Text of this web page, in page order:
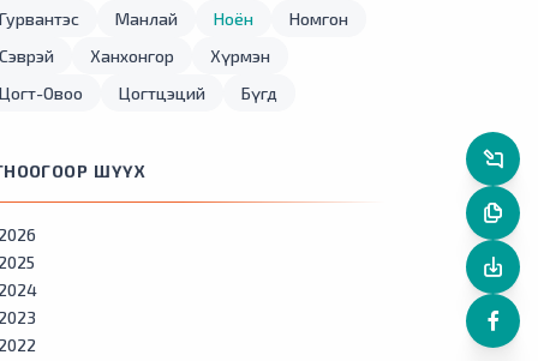
Гурвантэс
Манлай Ноён
Номгон
Сэврэй
Ханхонгор
Хүрмэн
Цогт-Овоо
Цогтцэций Бүгд
ШҮҮХ